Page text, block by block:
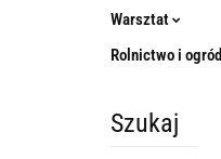
Warsztat
Rolnictwo i ogród
Szukaj